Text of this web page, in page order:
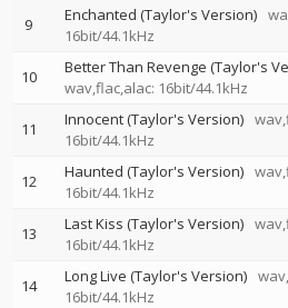
9 Enchanted (Taylor's Version)
16bit/44.1kHz
10
Better Than Revenge (Taylor's
wav,flac,alac: 16bit/44.1kHz
11 Innocent (Taylor's Version)
16bit/44.1kHz
12 Haunted (Taylor's Version)
16bit/44.1kHz
13 Last Kiss (Taylor's Version)
16bit/44.1kHz
14 Long Live (Taylor's Version)
16bit/44.1kHz